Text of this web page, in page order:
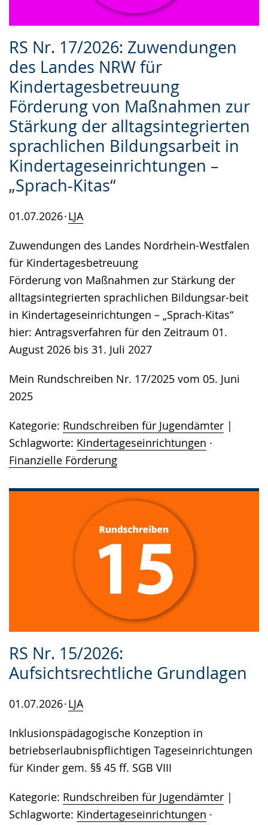
RS Nr. 17/2026: Zuwendungen
des Landes NRW für
Kindertagesbetreuung
Förderung von Maßnahmen zur
Stärkung der alltagsintegrierten
sprachlichen Bildungsarbeit in
Kindertageseinrichtungen –
„Sprach-Kitas“
01.07.2026 LJA
Zuwendungen des Landes Nordrhein-Westfalen
für Kindertagesbetreuung
Förderung von Maßnahmen zur Stärkung der
alltagsintegrierten sprachlichen Bildungsar-beit
in Kindertageseinrichtungen – „Sprach-Kitas“
hier: Antragsverfahren für den Zeitraum 01.
August 2026 bis 31. Juli 2027
Mein Rundschreiben Nr. 17/2025 vom 05. Juni
2025
Kategorie: Rundschreiben für Jugendämter
Schlagworte: Kindertageseinrichtungen ·
Finanzielle Förderung
RS Nr. 15/2026:
Aufsichtsrechtliche Grundlagen
01.07.2026 LJA
Inklusionspädagogische Konzeption in
betriebserlaubnispflichtigen Tageseinrichtungen
für Kinder gem. §§ 45 ff. SGB VIII
Kategorie: Rundschreiben für Jugendämter
Schlagworte: Kindertageseinrichtungen ·